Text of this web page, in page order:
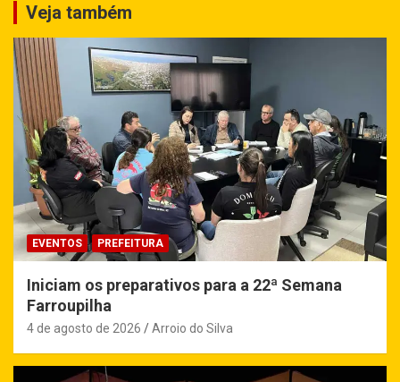
Veja também
EVENTOS PREFEITURA
Iniciam os preparativos para a 22ª Semana
Farroupilha
4 de agosto de 2026 Arroio do Silva